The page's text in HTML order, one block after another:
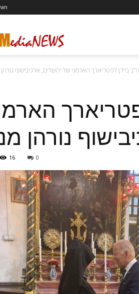
at
israrmedia.co.il
ביידן לפטריארך הארמני של ירושלים, ארכיבישוף נורהן
נורהן
16 0